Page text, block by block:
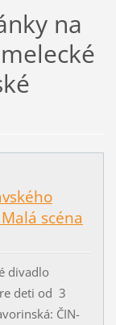
na
scéna
divadlo
deti od 3
ČIN-